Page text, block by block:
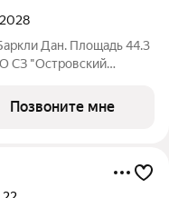
2028
Дан. Площадь 44.3
СЗ "Островский
в Казани от
Позвоните мне